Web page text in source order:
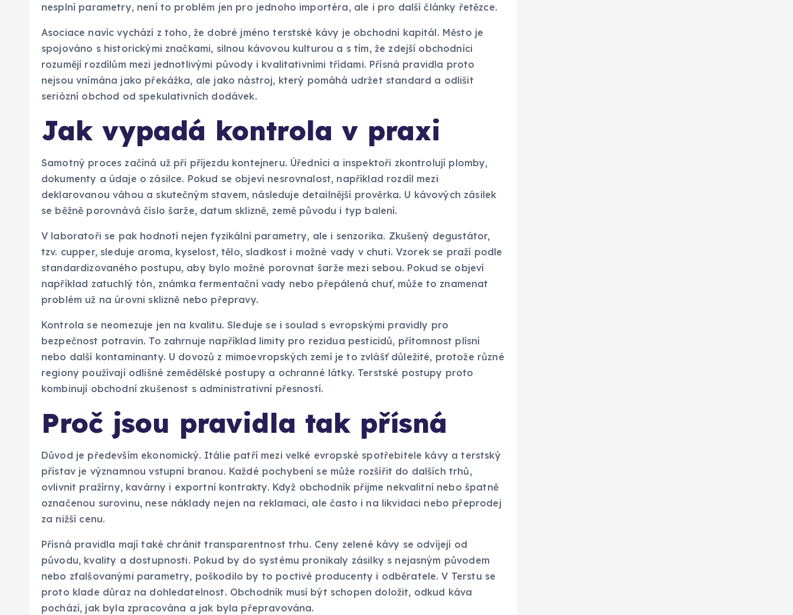
nesplní parametry, není to problém jen pro jednoho importéra, ale i pro další články řetězce.
Asociace navíc vychází z toho, že dobré jméno terstské kávy je obchodní kapitál. Město je
spojováno s historickými značkami, silnou kávovou kulturou a s tím, že zdejší obchodníci
rozumějí rozdílům mezi jednotlivými původy i kvalitativními třídami. Přísná pravidla proto
nejsou vnímána jako překážka, ale jako nástroj, který pomáhá udržet standard a odlišit
seriózní obchod od spekulativních dodávek.
Jak vypadá kontrola v praxi
Samotný proces začíná už při příjezdu kontejneru. Úředníci a inspektoři zkontrolují plomby,
dokumenty a údaje o zásilce. Pokud se objeví nesrovnalost, například rozdíl mezi
deklarovanou váhou a skutečným stavem, následuje detailnější prověrka. U kávových zásilek
se běžně porovnává číslo šarže, datum sklizně, země původu i typ balení.
V laboratoři se pak hodnotí nejen fyzikální parametry, ale i senzorika. Zkušený degustátor,
tzv. cupper, sleduje aroma, kyselost, tělo, sladkost i možné vady v chuti. Vzorek se praží podle
standardizovaného postupu, aby bylo možné porovnat šarže mezi sebou. Pokud se objeví
například zatuchlý tón, známka fermentační vady nebo přepálená chuť, může to znamenat
problém už na úrovni sklizně nebo přepravy.
Kontrola se neomezuje jen na kvalitu. Sleduje se i soulad s evropskými pravidly pro
bezpečnost potravin. To zahrnuje například limity pro rezidua pesticidů, přítomnost plísní
nebo další kontaminanty. U dovozů z mimoevropských zemí je to zvlášť důležité, protože různé
regiony používají odlišné zemědělské postupy a ochranné látky. Terstské postupy proto
kombinují obchodní zkušenost s administrativní přesností.
Proč jsou pravidla tak přísná
Důvod je především ekonomický. Itálie patří mezi velké evropské spotřebitele kávy a terstský
přístav je významnou vstupní branou. Každé pochybení se může rozšířit do dalších trhů,
ovlivnit pražírny, kavárny i exportní kontrakty. Když obchodník přijme nekvalitní nebo špatně
označenou surovinu, nese náklady nejen na reklamaci, ale často i na likvidaci nebo přeprodej
za nižší cenu.
Přísná pravidla mají také chránit transparentnost trhu. Ceny zelené kávy se odvíjejí od
původu, kvality a dostupnosti. Pokud by do systému pronikaly zásilky s nejasným původem
nebo zfalšovanými parametry, poškodilo by to poctivé producenty i odběratele. V Terstu se
proto klade důraz na dohledatelnost. Obchodník musí být schopen doložit, odkud káva
pochází, jak byla zpracována a jak byla přepravována.